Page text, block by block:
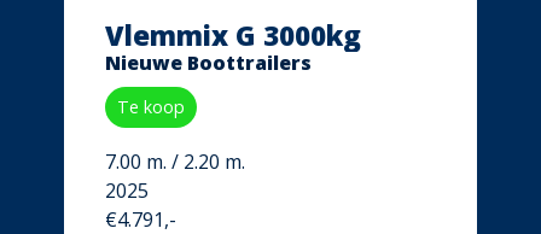
Vlemmix G 3000kg
Nieuwe Boottrailers
Te koop
7.00 m. / 2.20 m.
2025
€4.791,-